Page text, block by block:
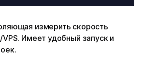
измерить скорость
VPS. Имеет удобный запуск и